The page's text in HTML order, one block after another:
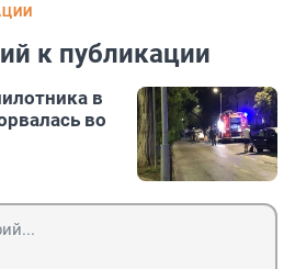
к публикации
в
во